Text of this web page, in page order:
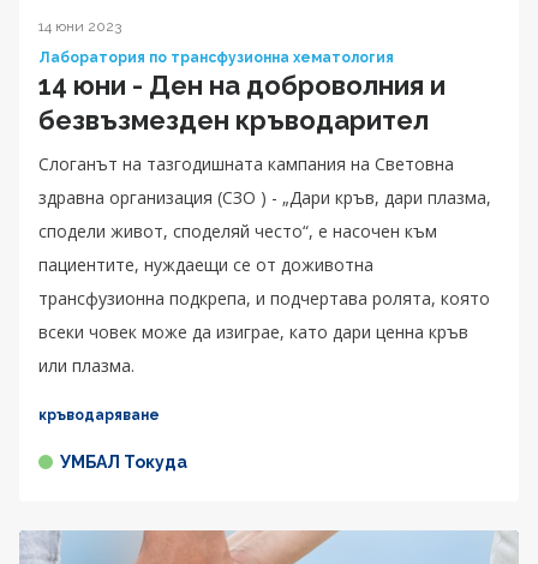
14 юни 2023
Лаборатория по трансфузионна хематология
14 юни - Ден на доброволния и
безвъзмезден кръводарител
Слоганът на тазгодишната кампания на Световна
здравна организация (СЗО ) - „Дари кръв, дари плазма,
сподели живот, споделяй често“, е насочен към
пациентите, нуждаещи се от доживотна
трансфузионна подкрепа, и подчертава ролята, която
всеки човек може да изиграе, като дари ценна кръв
или плазма.
кръводаряване
УМБАЛ Токуда